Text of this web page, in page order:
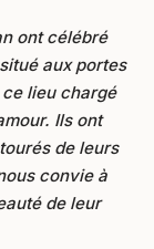
ont célébré
aux portes
ce lieu chargé
Ils ont
de leurs
convie à
de leur